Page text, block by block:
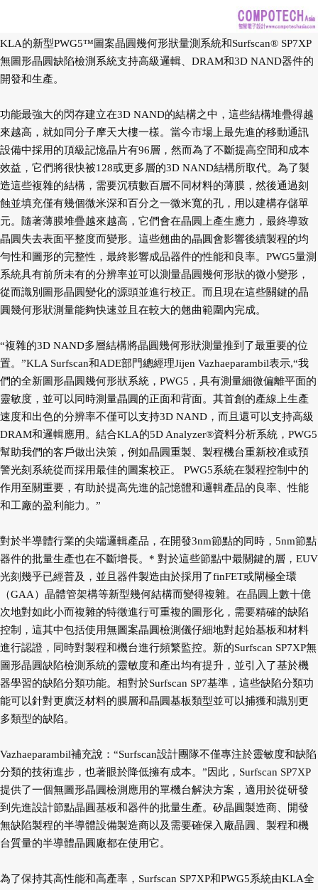
KLA的新型PWG5™圖案晶圓幾何形狀量測系統和Surfscan® SP7XP
無圖形晶圓缺陷檢測系統支持高級邏輯、DRAM和3D NAND器件的
開發和生產。
功能最強大的閃存建立在3D NAND的結構之中，這些結構堆疊得越
來越高，就如同分子摩天大樓一樣。當今市場上最先進的移動通訊
設備中採用的頂級記憶晶片有96層，然而為了不斷提高空間和成本
效益，它們將很快被128或更多層的3D NAND結構所取代。為了製
造這些複雜的結構，需要沉積數百層不同材料的薄膜，然後通過刻
蝕並填充僅有幾個微米深和百分之一微米寬的孔，用以建構存儲單
元。隨著薄膜堆疊越來越高，它們會在晶圓上產生應力，最終導致
晶圓失去表面平整度而變形。這些翹曲的晶圓會影響後續製程的均
勻性和圖形的完整性，最終影響成品器件的性能和良率。PWG5量測
系統具有前所未有的分辨率並可以測量晶圓幾何形狀的微小變形，
從而識別圖形晶圓變化的源頭並進行校正。而且現在這些關鍵的晶
圓幾何形狀測量能夠快速並且在較大的翹曲範圍內完成。
“複雜的3D NAND多層結構將晶圓幾何形狀測量推到了最重要的位
置。”KLA Surfscan和ADE部門總經理Jijen Vazhaeparambil表示,“我
們的全新圖形晶圓幾何形狀系統，PWG5，具有測量細微偏離平面的
靈敏度，並可以同時測量晶圓的正面和背面。其首創的產線上生產
速度和出色的分辨率不僅可以支持3D NAND，而且還可以支持高級
DRAM和邏輯應用。結合KLA的5D Analyzer®資料分析系統，PWG5
幫助我們的客戶做出決策，例如晶圓重製、製程機台重新校准或預
警光刻系統從而採用最佳的圖案校正。 PWG5系統在製程控制中的
作用至關重要，有助於提高先進的記憶體和邏輯產品的良率、性能
和工廠的盈利能力。”
對於半導體行業的尖端邏輯產品，在開發3nm節點的同時，5nm節點
器件的批量生產也在不斷增長。* 對於這些節點中最關鍵的層，EUV
光刻幾乎已經普及，並且器件製造由於採用了finFET或閘極全環
（GAA）晶體管架構等新型幾何結構而變得複雜。在晶圓上數十億
次地對如此小而複雜的特徵進行可重複的圖形化，需要精確的缺陷
控制，這其中包括使用無圖案晶圓檢測儀仔細地對起始基板和材料
進行認證，同時對製程和機台進行頻繁監控。新的Surfscan SP7XP無
圖形晶圓缺陷檢測系統的靈敏度和產出均有提升，並引入了基於機
器學習的缺陷分類功能。相對於Surfscan SP7基準，這些缺陷分類功
能可以針對更廣泛材料的膜層和晶圓基板類型並可以捕獲和識別更
多類型的缺陷。
Vazhaeparambil補充說：“Surfscan設計團隊不僅專注於靈敏度和缺陷
分類的技術進步，也著眼於降低擁有成本。”因此，Surfscan SP7XP
提供了一個無圖形晶圓檢測應用的單機台解決方案，適用於從研發
到先進設計節點晶圓基板和器件的批量生產。矽晶圓製造商、開發
無缺陷製程的半導體設備製造商以及需要確保入廠晶圓、製程和機
台質量的半導體晶圓廠都在使用它。
為了保持其高性能和高產率，Surfscan SP7XP和PWG5系統由KLA全